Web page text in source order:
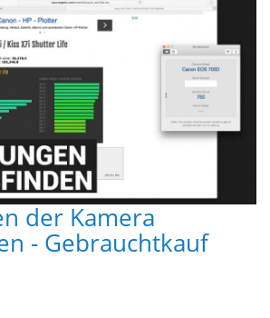
der Kamera
- Gebrauchtkauf